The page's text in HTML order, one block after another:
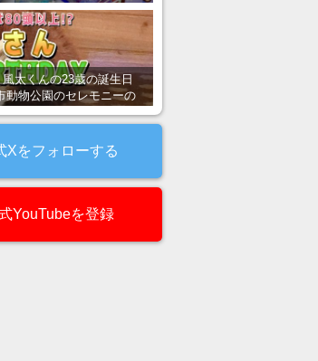
を紹介
太くんの23歳の誕生日
動物公園のセレモニーの
Xをフォローする
YouTubeを登録